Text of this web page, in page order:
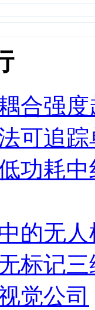
合强
可追
功耗
的无
标记
觉公司